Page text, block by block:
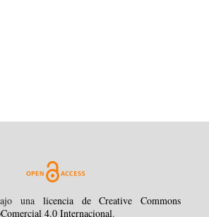
unalicencia de Creative Commons
4.0 Internacional.